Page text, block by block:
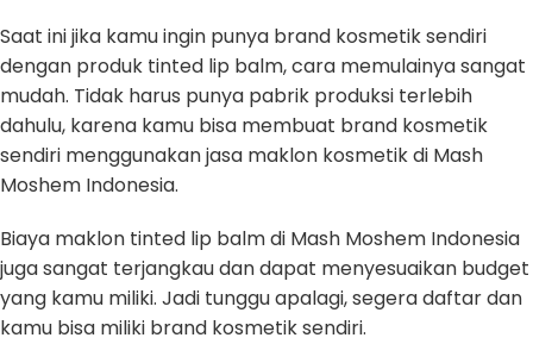
Saat ini jika kamu ingin punya brand kosmetik sendiri
dengan produk tinted lip balm, cara memulainya sangat
mudah. Tidak harus punya pabrik produksi terlebih
dahulu, karena kamu bisa membuat brand kosmetik
sendiri menggunakan jasa maklon kosmetik di Mash
Moshem Indonesia.
Biaya maklon tinted lip balm di Mash Moshem Indonesia
juga sangat terjangkau dan dapat menyesuaikan budget
yang kamu miliki. Jadi tunggu apalagi, segera daftar dan
kamu bisa miliki brand kosmetik sendiri.